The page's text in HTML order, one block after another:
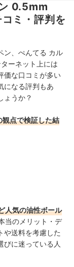
0.5mm
ミ・評判を
ン、ぺんてる カル
ーネット上には
価な口コミが多い
になる評判もあ
ょうか？
点で検証した結
人気の油性ボール
当のメリット・デ
や送料を考慮した
びに迷っている人